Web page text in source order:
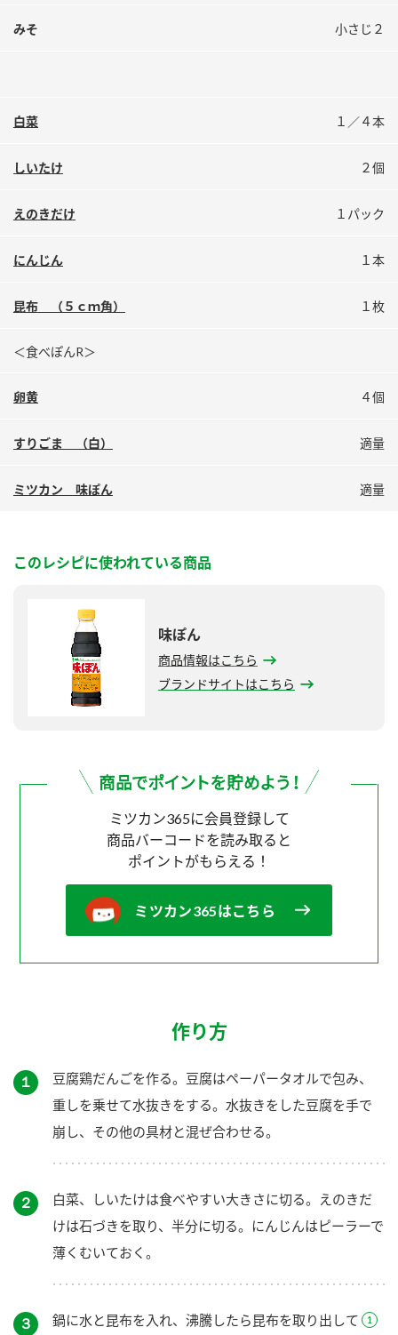
みそ 小さじ２
白菜 １／４本
しいたけ ２個
えのきだけ １パック
にんじん １本
昆布 （５ｃｍ角） １枚
＜食べぽんR＞
卵黄 ４個
すりごま （白） 適量
ミツカン 味ぽん 適量
このレシピに使われている商品
味ぽん
商品情報はこちら
ブランドサイトはこちら
ミツカン365に会員登録して
商品バーコードを読み取ると
ポイントがもらえる！
ミツカン365はこちら
作り方
１
豆腐鶏だんごを作る。豆腐はペーパータオルで包み、
重しを乗せて水抜きをする。水抜きをした豆腐を手で
崩し、その他の具材と混ぜ合わせる。
２
白菜、しいたけは食べやすい大きさに切る。えのきだ
けは石づきを取り、半分に切る。にんじんはピーラーで
薄くむいておく。
３ 鍋に水と昆布を入れ、沸騰したら昆布を取り出して